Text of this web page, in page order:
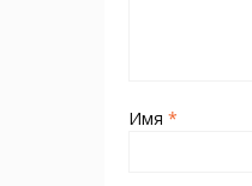
Имя *